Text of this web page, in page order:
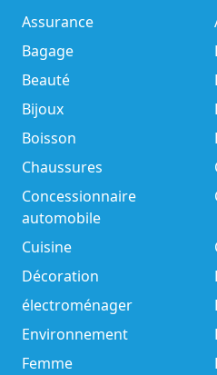
Assurance
Bagage
Beauté
Bijoux
Boisson
Chaussures
Concessionnaire
automobile
Cuisine
Décoration
électroménager
Environnement
Femme